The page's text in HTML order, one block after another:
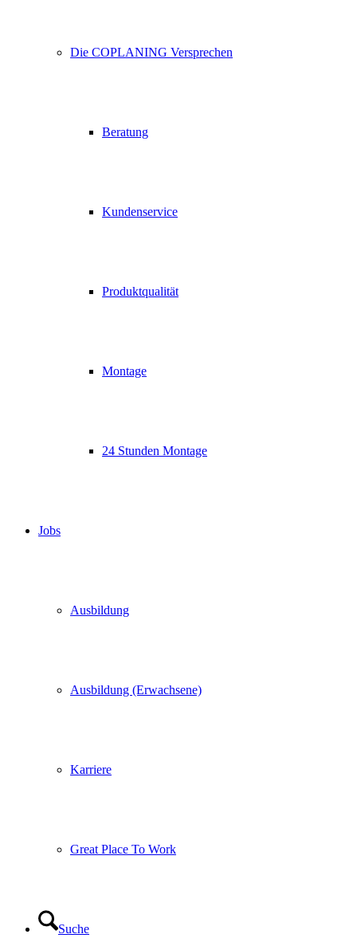
Die COPLANING Versprechen
Beratung
Kundenservice
Produktqualität
Montage
24 Stunden Montage
Jobs
Ausbildung
Ausbildung (Erwachsene)
Karriere
Great Place To Work
Suche